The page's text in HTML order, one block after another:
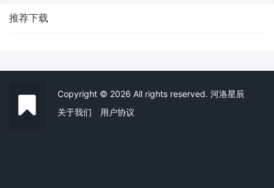
推荐下载
Copyright © 2026 All rights reserved. 河洛星辰
关于我们
用户协议